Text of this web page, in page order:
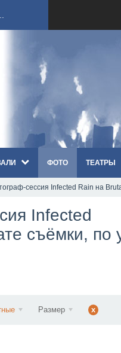
ФОТО ТЕАТРЫ
сессия Infected Rain на
Infected
съёмки, по
Размер x